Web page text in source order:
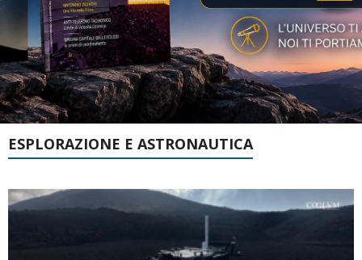
ESPLORAZIONE E ASTRONAUTICA